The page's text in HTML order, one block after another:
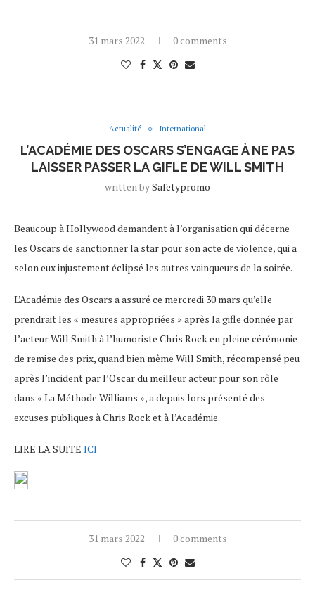
31 mars 2022 0 comments
Actualité International
L’ACADÉMIE DES OSCARS S’ENGAGE À NE PAS
LAISSER PASSER LA GIFLE DE WILL SMITH
written bySafetypromo
Beaucoup à Hollywood demandent à l’organisation qui décerne
les Oscars de sanctionner la star pour son acte de violence, qui a
selon eux injustement éclipsé les autres vainqueurs de la soirée.
L’Académie des Oscars a assuré ce mercredi 30 mars qu’elle
prendrait les « mesures appropriées » après la gifle donnée par
l’acteur Will Smith à l’humoriste Chris Rock en pleine cérémonie
de remise des prix, quand bien même Will Smith, récompensé peu
après l’incident par l’Oscar du meilleur acteur pour son rôle
dans « La Méthode Williams », a depuis lors présenté des
excuses publiques à Chris Rock et à l’Académie.
LIRE LA SUITE ICI
31 mars 2022 0 comments